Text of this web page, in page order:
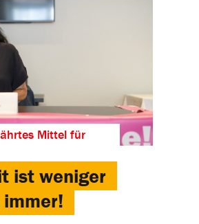
Mittel für
ist weniger